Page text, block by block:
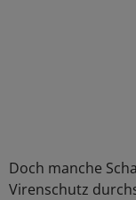
Doch manche
Virenschutz